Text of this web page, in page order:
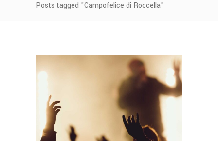
Posts tagged "Campofelice di Roccella"